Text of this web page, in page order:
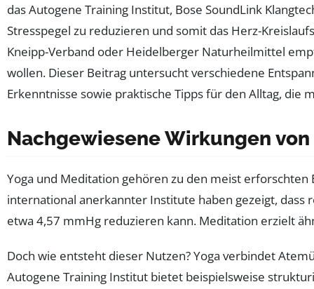
das Autogene Training Institut, Bose SoundLink
Stresspegel zu reduzieren und somit das Herz-
Kneipp-Verband oder Heidelberger Naturheilmittel
wollen. Dieser Beitrag untersucht verschiedene
Erkenntnisse sowie praktische Tipps für den Alltag, die
Nachgewiesene Wirkungen
Yoga und Meditation gehören zu den meist
international anerkannter Institute haben gezeigt, dass
etwa 4,57 mmHg reduzieren kann. Meditation erzielt
Doch wie entsteht dieser Nutzen? Yoga verbindet
Autogene Training Institut bietet beispielsweise